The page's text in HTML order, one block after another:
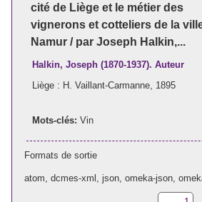
cité de Liège et le métier des
vignerons et cotteliers de la
Namur / par Joseph Halkin,...
Halkin, Joseph (1870-1937). Auteur
Liège : H. Vaillant-Carmanne, 1895
Mots-clés: Vin
Formats de sortie
atom dcmes-xml json, omeka-json,